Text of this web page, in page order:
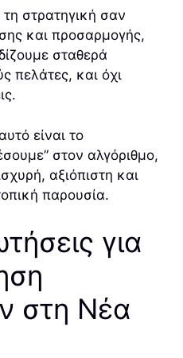
στρατηγική σαν
και προσαρμογής,
σταθερά
πελάτες, και όχι
είναι το
στον αλγόριθμο,
αξιόπιστη και
παρουσία.
για
στη Νέα